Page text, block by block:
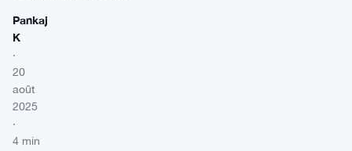
Pankaj
K
·
20
août
2025
·
4 min